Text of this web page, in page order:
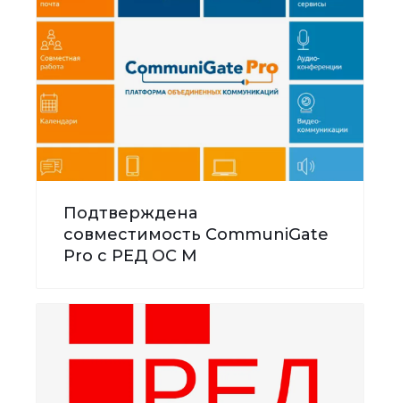
Подтверждена
совместимость CommuniGate
Pro с РЕД ОС М